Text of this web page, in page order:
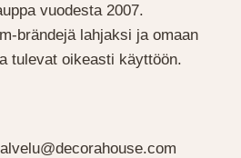
vuodesta 2007.
brändejä lahjaksi ja omaan
tulevat oikeasti käyttöön.